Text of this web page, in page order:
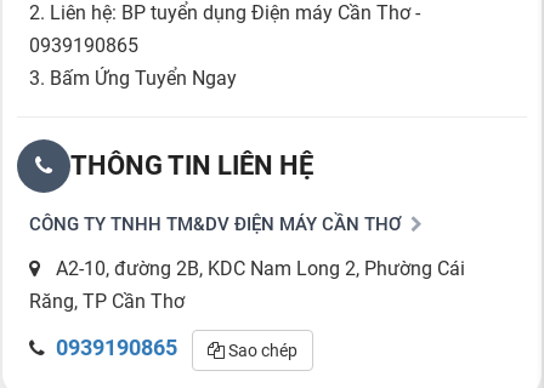
2. Liên hệ: BP tuyển dụng Điện máy Cần Thơ -
0939190865
3. Bấm Ứng Tuyển Ngay
THÔNG TIN LIÊN HỆ
CÔNG TY TNHH TM&DV ĐIỆN MÁY CẦN THƠ
A2-10, đường 2B, KDC Nam Long 2, Phường Cái
Răng, TP Cần Thơ
0939190865 Sao chép